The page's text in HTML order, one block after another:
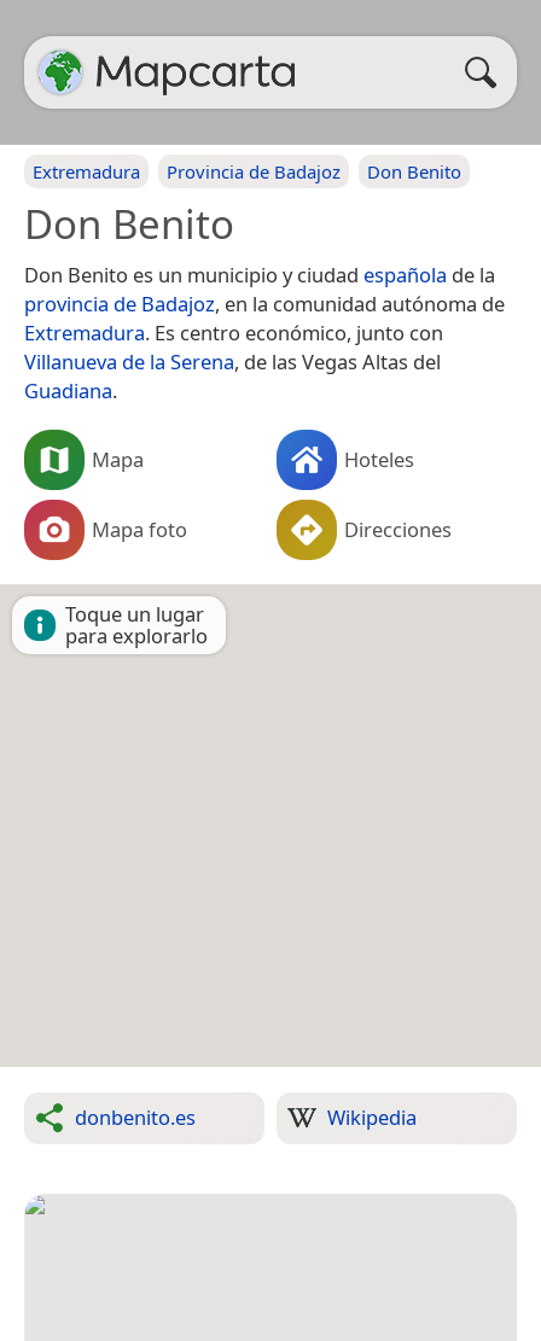
Extremadura Provincia de Badajoz Don Benito
Don Benito
Don Benito​ es un municipio y ciudad española de la
provincia de Badajoz, en la comunidad autónoma de
Extremadura. Es centro económico, junto con
Villanueva de la Serena, de las Vegas Altas del
Guadiana.
Mapa Hoteles
Mapa foto Direcciones
Toque un lugar
para explorarlo
donbenito.es Wikipedia